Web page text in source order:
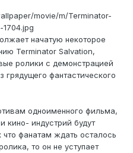
movie/m/Terminator-
1704.jpg
начатую некоторое
Terminator Salvation,
ролики с демонстрацией
фантастического
одноименного фильма,
кино- индустрий будут
фанатам ждать осталось
то он не уступает